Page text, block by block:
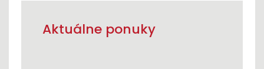
Aktuálne ponuky